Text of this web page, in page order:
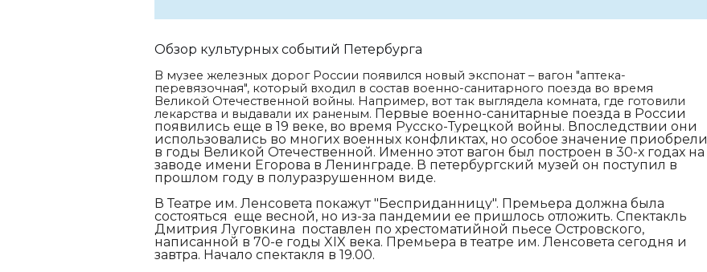
Обзор культурных событий Петербурга
В музее железных дорог России появился новый экспонат – вагон "аптека-
перевязочная", который входил в состав военно-санитарного поезда во время
Великой Отечественной войны. Например, вот так выглядела комната, где готовили
лекарства и выдавали их раненым. Первые военно-санитарные поезда в России
появились еще в 19 веке, во время Русско-Турецкой войны. Впоследствии они
использовались во многих военных конфликтах, но особое значение приобрели
в годы Великой Отечественной. Именно этот вагон был построен в 30-х годах на
заводе имени Егорова в Ленинграде. В петербургский музей он поступил в
прошлом году в полуразрушенном виде.
В Театре им. Ленсовета покажут "Бесприданницу". Премьера должна была
состояться еще весной, но из-за пандемии ее пришлось отложить. Спектакль
Дмитрия Луговкина поставлен по хрестоматийной пьесе Островского,
написанной в 70-е годы XIX века. Премьера в театре им. Ленсовета сегодня и
завтра. Начало спектакля в 19.00.